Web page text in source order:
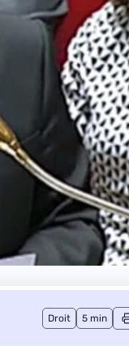
Droit 5 min